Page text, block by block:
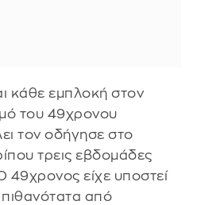
κάθε εμπλοκή στον
του 49χρονου
τον οδήγησε στο
τρεις εβδομάδες
49χρονος είχε υποστεί
από